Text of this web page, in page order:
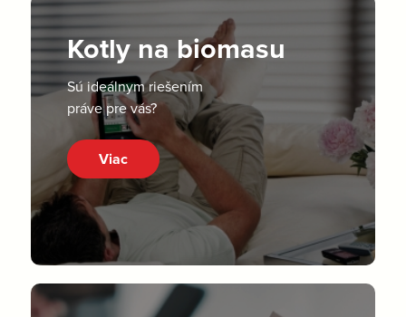
Kotly na biomasu
Sú ideálnym riešením
práve pre vás?
Viac